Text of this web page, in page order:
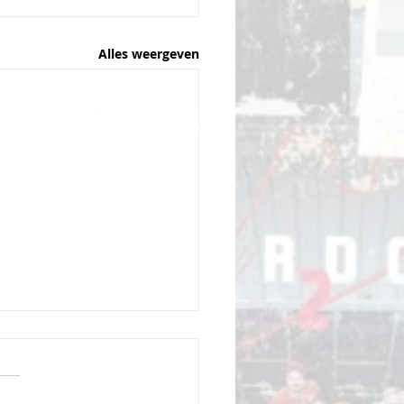
Alles weergeven